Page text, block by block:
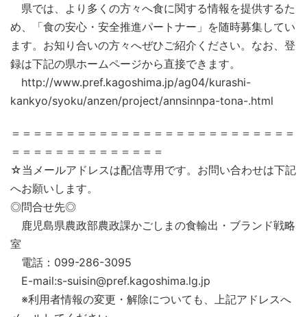
県では、より多くの方々へ食に関する情報を提供するた
め、「食の安心・安全推進パートナー」を随時募集してい
ます。お知り合いの方々へぜひご紹介ください。なお、登
録は下記の県ホームページから直接できます。
http://www.pref.kagoshima.jp/ag04/kurashi-
kankyo/syoku/anzen/project/annsinnpa-tona-.html
＝＝＝＝＝＝＝＝＝＝＝＝＝＝＝＝＝＝＝＝＝＝＝＝＝＝
＝＝＝＝＝＝＝＝＝＝＝＝＝＝
☆当メールアドレスは配信専用です。お問い合わせは下記
へお願いします。
◎問合せ先◎
鹿児島県農政部農政課かごしまの食輸出・ブランド戦略
室
電話：099-286-3095
E-mail:s-suisin@pref.kagoshima.lg.jp
※利用者情報の変更・解除についても、上記アドレスへ